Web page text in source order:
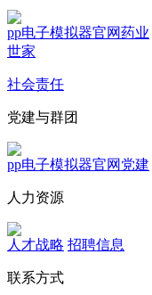
pp电子模拟器官网药业
世家
社会责任
党建与群团
pp电子模拟器官网党建
人力资源
人才战略 招聘信息
联系方式